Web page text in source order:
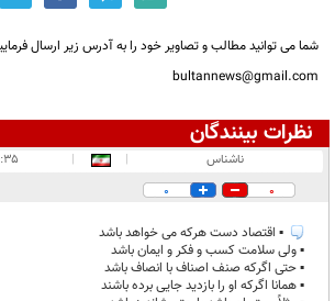
شما می توانید مطالب و تصاویر خود را به آدرس زیر ارسال
bultannews@gmail.com
نظرات بینندگان
در انتظار بررسی:
ناشناس |
|
۱۴:۳۵ -
0
0
▪︎ اقتصاد دست هرکه می خواهد باشد
▪︎ ولی سلامت کسب و فکر و ایمان باشد
▪︎ حتی اگرکه صنف اصناف با انصاف باشد
▪︎ همانا اگرکه او را بازدید جایی برده باشند